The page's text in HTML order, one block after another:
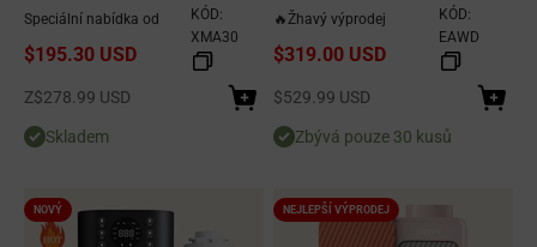
osvětlení, s potrubím/bez potrubí,
energeticky úsporná
Speciální nabídka od
$195.30 USD
KÓD:
XMA30
Prodejní cena
Z$278.99 USD
Skladem
systém reverzní osmózy, okamžitý
ohřev za 3 sekundy, 5 teplotních
režimů a ekologická účinnost 3:1 od
🔥Žhavý výprodej
$319.00 USD
KÓD:
EAWD
Prodejní cena
$529.99 USD
Zbývá pouze 30 kusů
NOVÝ NEJLEPŠÍ VÝPRODEJ